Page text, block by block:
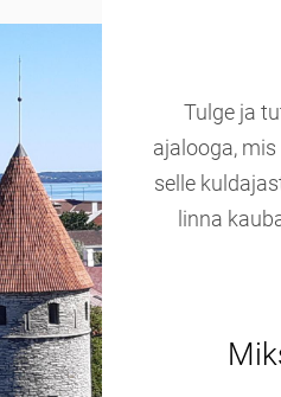
Tulge ja
ajalooga,
selle
linna